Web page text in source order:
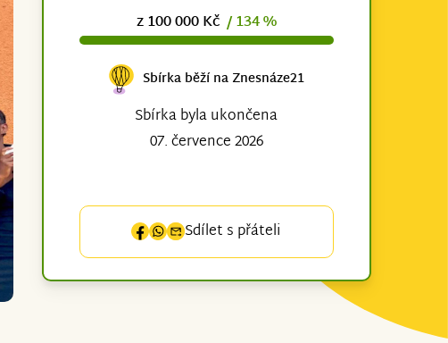
z 100 000 Kč / 134 %
Sbírka běží na Znesnáze21
Sbírka byla ukončena
07. července 2026
Sdílet s přáteli